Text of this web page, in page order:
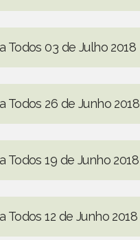
Todos 03 de Julho 2018
Todos 26 de Junho 2018
Todos 19 de Junho 2018
Todos 12 de Junho 2018